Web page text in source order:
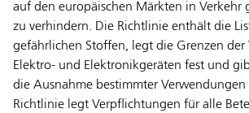
auf den europäischen Märkten in Verkehr
zu verhindern. Die Richtlinie enthält die
gefährlichen Stoffen, legt die Grenzen der
Elektro- und Elektronikgeräten fest und
die Ausnahme bestimmter Verwendungen
Richtlinie legt Verpflichtungen für alle